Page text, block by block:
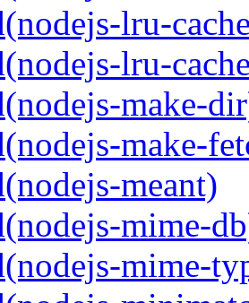
lru-
lru-
make-
make-
meant)
mime-
mime-